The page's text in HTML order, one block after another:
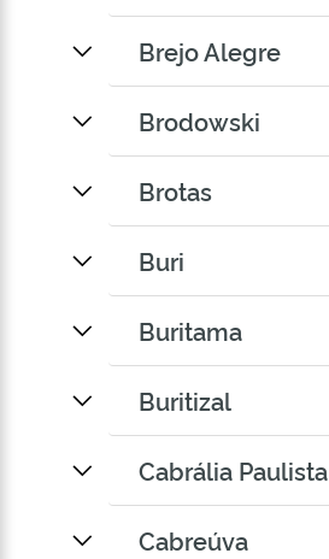
Brejo Alegre
Brodowski
Brotas
Buri
Buritama
Buritizal
Cabrália Paulista
Cabreúva